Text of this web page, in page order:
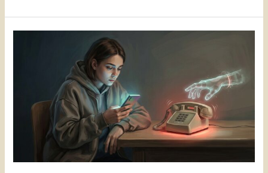
sécurisée
entraîner
suppression
votre